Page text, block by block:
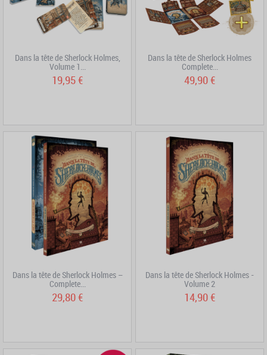
Dans la tête de Sherlock Holmes,
Volume 1...
19,95 €
Dans la tête de Sherlock Holmes
Complete...
49,90 €
Dans la tête de Sherlock Holmes –
Complete...
29,80 €
Dans la tête de Sherlock Holmes -
Volume 2
14,90 €